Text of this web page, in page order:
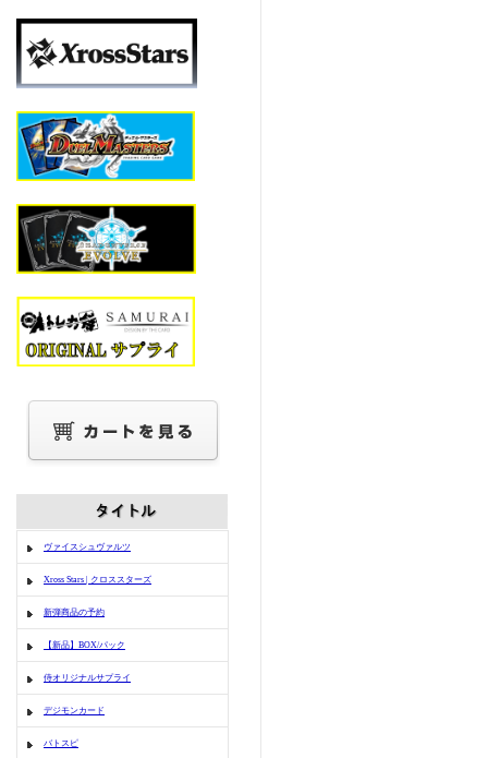
ヴァイスシュヴァルツ
Xross Stars | クロススターズ
新弾商品の予約
【新品】BOX/パック
侍オリジナルサプライ
デジモンカード
バトスピ